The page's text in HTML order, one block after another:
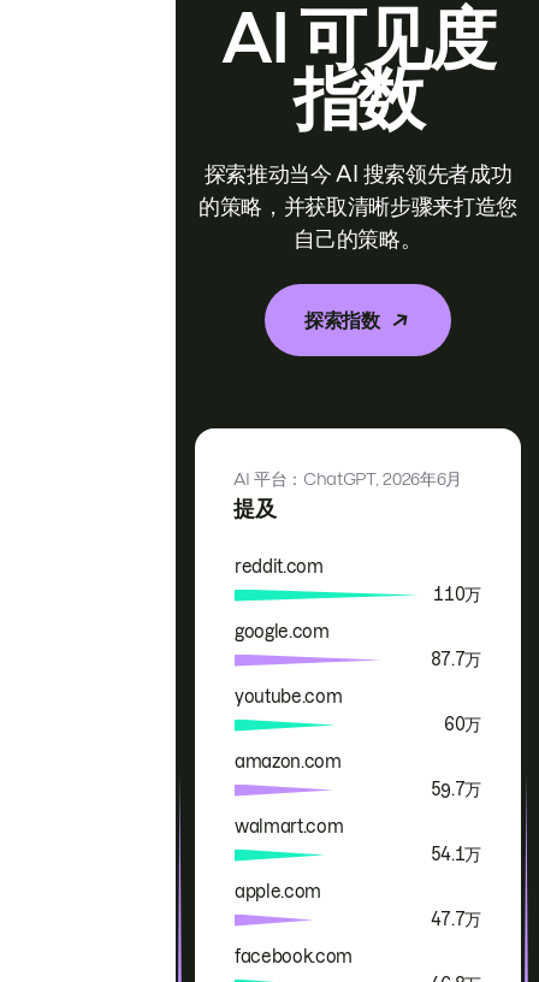
AI 可见度
指数
探索推动当今 AI 搜索领先者成功
的策略，并获取清晰步骤来打造您
自己的策略。
探索指数
提及
AI 平台：ChatGPT,2026年6月
品牌 提及
reddit.com
110万
google.com
87.7万
youtube.com
60万
amazon.com
59.7万
walmart.com
54.1万
apple.com
47.7万
facebook.com